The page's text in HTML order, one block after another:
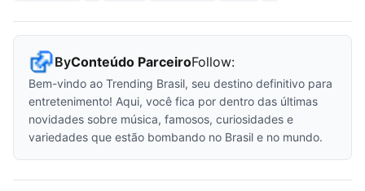
ByConteúdo ParceiroFollow:
Bem-vindo ao Trending Brasil, seu destino definitivo para
entretenimento! Aqui, você fica por dentro das últimas
novidades sobre música, famosos, curiosidades e
variedades que estão bombando no Brasil e no mundo.